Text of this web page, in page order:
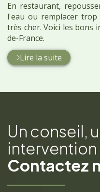
En restaurant,
l'eau ou remplacer
très cher. Voici les bons
de-France.
Lire la suite
Un conseil,
intervention
Contactez